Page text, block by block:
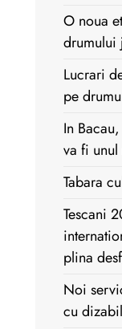
O noua
drumului
Lucrari
pe
In
va fi
Tabara
Tescani
plina
Noi
cu